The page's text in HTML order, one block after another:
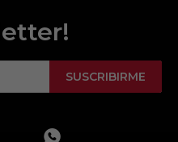
SUSCRIBIRME
